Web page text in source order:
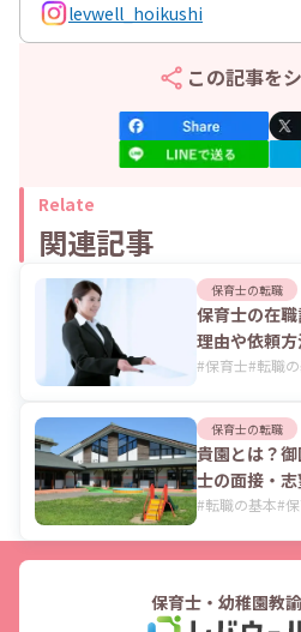
levwell_hoikushi
この記事を
Relate
関連記事
保育士の転職
保育士の在職
理由や依頼方
#保育士#転職
保育士の転職
貴園とは？御
士の面接・志
#転職の基本#
保育士・幼稚園教